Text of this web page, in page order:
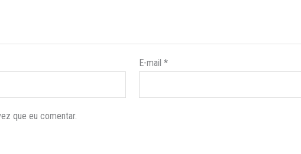
E-mail*
que eu comentar.